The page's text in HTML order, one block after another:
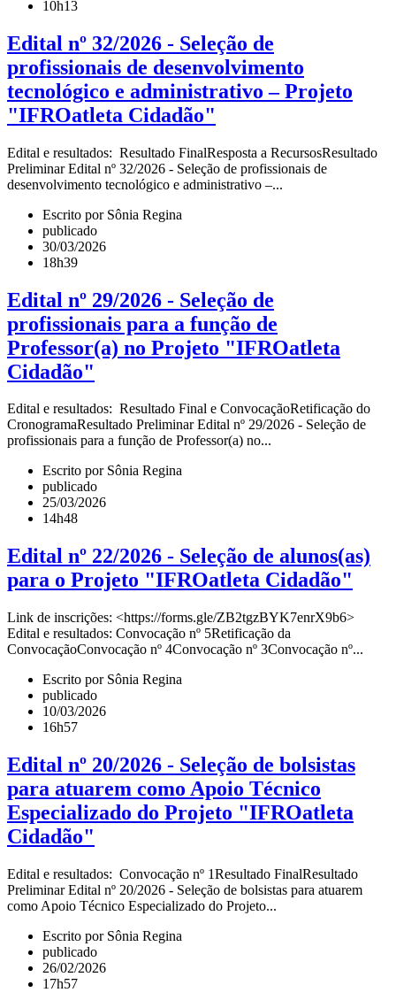
10h13
Edital nº 32/2026 - Seleção de
profissionais de desenvolvimento
tecnológico e administrativo – Projeto
"IFROatleta Cidadão"
Edital e resultados: Resultado FinalResposta a RecursosResultado
Preliminar Edital nº 32/2026 - Seleção de profissionais de
desenvolvimento tecnológico e administrativo –...
Escrito por Sônia Regina
publicado
30/03/2026
18h39
Edital nº 29/2026 - Seleção de
profissionais para a função de
Professor(a) no Projeto "IFROatleta
Cidadão"
Edital e resultados: Resultado Final e ConvocaçãoRetificação do
CronogramaResultado Preliminar Edital nº 29/2026 - Seleção de
profissionais para a função de Professor(a) no...
Escrito por Sônia Regina
publicado
25/03/2026
14h48
Edital nº 22/2026 - Seleção de alunos(as)
para o Projeto "IFROatleta Cidadão"
Link de inscrições: <https://forms.gle/ZB2tgzBYK7enrX9b6>
Edital e resultados: Convocação nº 5Retificação da
ConvocaçãoConvocação nº 4Convocação nº 3Convocação nº...
Escrito por Sônia Regina
publicado
10/03/2026
16h57
Edital nº 20/2026 - Seleção de bolsistas
para atuarem como Apoio Técnico
Especializado do Projeto "IFROatleta
Cidadão"
Edital e resultados: Convocação nº 1Resultado FinalResultado
Preliminar Edital nº 20/2026 - Seleção de bolsistas para atuarem
como Apoio Técnico Especializado do Projeto...
Escrito por Sônia Regina
publicado
26/02/2026
17h57